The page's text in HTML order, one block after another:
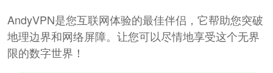
AndyVPN是您互联网体验的最佳伴侣，它帮助您突破
地理边界和网络屏障。让您可以尽情地享受这个无界
限的数字世界！